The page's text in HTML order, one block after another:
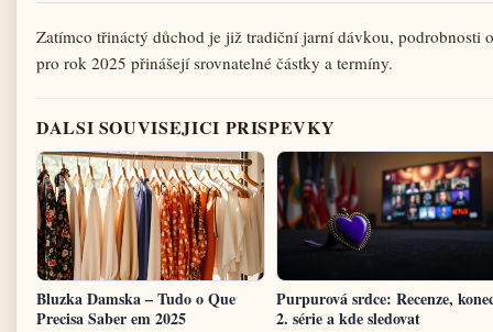
Zatímco třináctý důchod je již tradiční jarní dávkou, podrobnosti
pro rok 2025 přinášejí srovnatelné částky a termíny.
DALSI SOUVISEJICI PRISPEVKY
Bluzka Damska – Tudo o Que
Precisa Saber em 2025
Purpurová srdce: Recenze,
2. série a kde sledovat